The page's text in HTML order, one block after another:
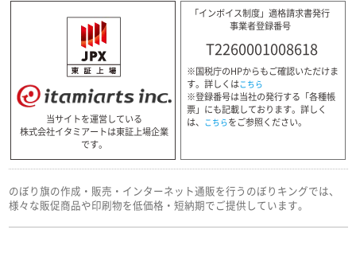
当サイトを運営している
株式会社イタミアートは東証上場企業
です。
「インボイス制度」適格請求書発行
事業者登録番号
T2260001008618
※国税庁のHPからもご確認いただけま
す。詳しくはこちら
※登録番号は当社の発行する「各種帳
票」にも記載しております。詳しく
は、 こちらをご参照ください。
のぼり旗の作成・販売・インターネット通販を行うのぼりキングでは、
様々な販促商品や印刷物を低価格・短納期でご提供しています。